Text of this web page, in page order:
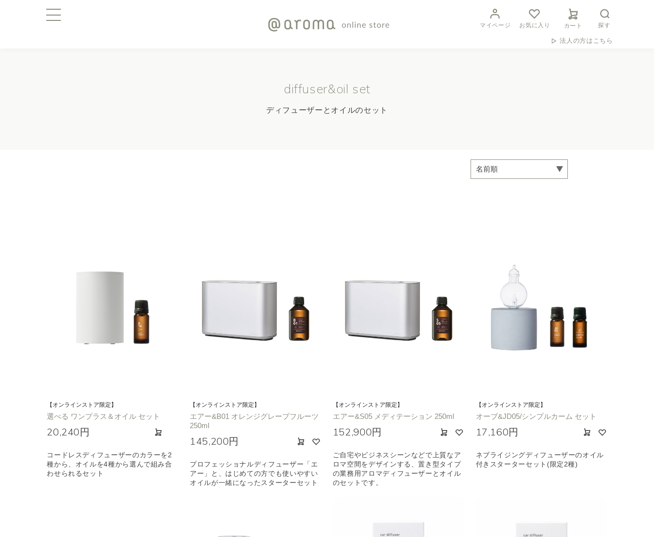
マイページ お気に入り カート 探す
法人の方はこちら
diffuser&oil set
ディフューザーとオイルのセット
【オンラインストア限定】
選べる ワンプラス＆オイル セット
20,240円
コードレスディフューザーのカラーを2
種から、オイルを4種から選んで組み合
わせられるセット
【オンラインストア限定】
エアー&B01 オレンジグレープフルーツ
250ml
145,200円
プロフェッショナルディフューザー「エ
アー」と、はじめての方でも使いやすい
オイルが一緒になったスターターセット
【オンラインストア限定】
エアー&S05 メディテーション 250ml
152,900円
ご自宅やビジネスシーンなどで上質なア
ロマ空間をデザインする、置き型タイプ
の業務用アロマディフューザーとオイル
のセットです。
【オンラインストア限定】
オーブ&JD05/シンプルカーム セット
17,160円
ネブライジングディフューザーのオイル
付きスターターセット(限定2種)